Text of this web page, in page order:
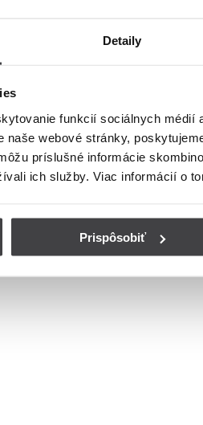
Detaily
funkcií sociálnych
webové stránky,
príslušné informácie
ich služby. Viac informácií o
Prispôsobiť